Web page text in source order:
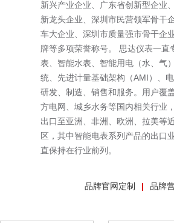
新兴产业企业、广东省创新型企业
新龙头企业、深圳市民营领军骨干
车大企业、深圳市质量强市骨干企
牌等多项荣誉称号。 思达仪表一直
表、智能水表、智能用电（水、气
统、先进计量基础架构（AMI）、
研发、制造、销售和服务。用户覆
方电网、城乡水务等国内相关行业
出口至亚洲、非洲、欧洲、拉美等
区，其中智能电表系列产品的出口
直保持在行业前列。
品牌官网定制 品牌